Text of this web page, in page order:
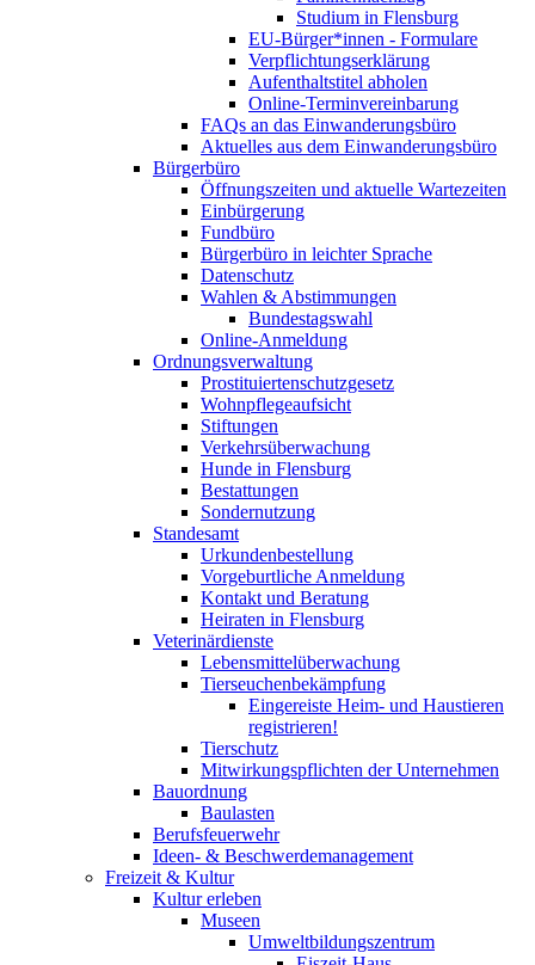
Studium in Flensburg
EU-Bürger*innen - Formulare
Verpflichtungserklärung
Aufenthaltstitel abholen
Online-Terminvereinbarung
FAQs an das Einwanderungsbüro
Aktuelles aus dem Einwanderungsbüro
Bürgerbüro
Öffnungszeiten und aktuelle Wartezeiten
Einbürgerung
Fundbüro
Bürgerbüro in leichter Sprache
Datenschutz
Wahlen & Abstimmungen
Bundestagswahl
Online-Anmeldung
Ordnungsverwaltung
Prostituiertenschutzgesetz
Wohnpflegeaufsicht
Stiftungen
Verkehrsüberwachung
Hunde in Flensburg
Bestattungen
Sondernutzung
Standesamt
Urkundenbestellung
Vorgeburtliche Anmeldung
Kontakt und Beratung
Heiraten in Flensburg
Veterinärdienste
Lebensmittelüberwachung
Tierseuchenbekämpfung
Eingereiste Heim- und Haustieren
registrieren!
Tierschutz
Mitwirkungspflichten der Unternehmen
Bauordnung
Baulasten
Berufsfeuerwehr
Ideen- & Beschwerdemanagement
Freizeit & Kultur
Kultur erleben
Museen
Umweltbildungszentrum